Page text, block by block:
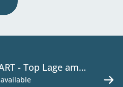
- Top Lage am
Ihr Nummer-Eins-